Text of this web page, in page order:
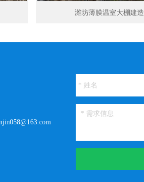
潍坊薄膜温室大棚建造